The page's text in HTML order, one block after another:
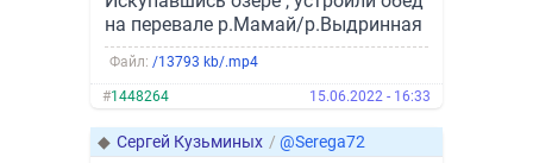
на перевале р.Мамай/р.Выдринная
Файл: /13793 kb/.mp4
#1448264 15.06.2022 - 16:33
◆ Сергей Кузьминых / @Serega72